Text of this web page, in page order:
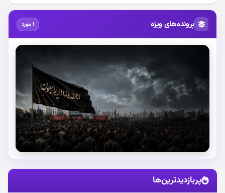
پرونده‌های ویژه 1 مورد
استقبال از آقای شهید ایران
مشاهده اخبار
پربازدیدترین‌ها